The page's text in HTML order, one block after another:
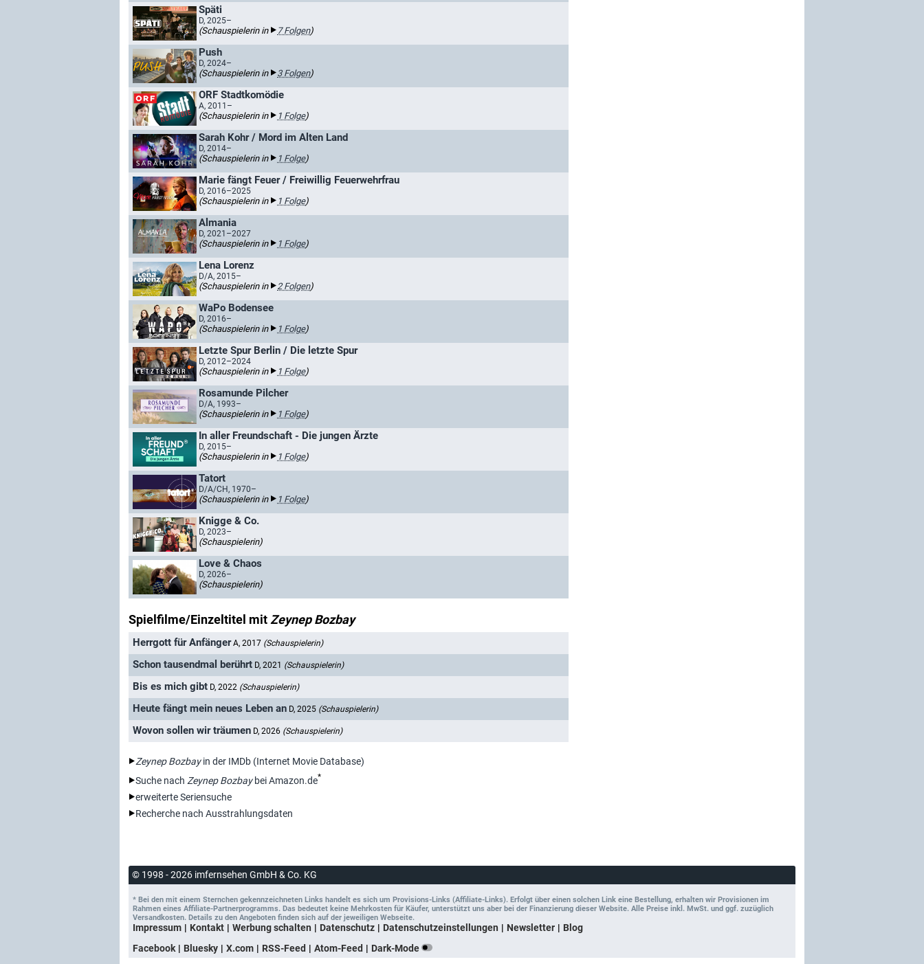
Späti
D, 2025–
(Schauspielerin in 7 Folgen)
Push
D, 2024–
(Schauspielerin in 3 Folgen)
ORF Stadtkomödie
A, 2011–
(Schauspielerin in 1 Folge)
Sarah Kohr / Mord im Alten Land
D, 2014–
(Schauspielerin in 1 Folge)
Marie fängt Feuer / Freiwillig Feuerwehrfrau
D, 2016–2025
(Schauspielerin in 1 Folge)
Almania
D, 2021–2027
(Schauspielerin in 1 Folge)
Lena Lorenz
D/A, 2015–
(Schauspielerin in 2 Folgen)
WaPo Bodensee
D, 2016–
(Schauspielerin in 1 Folge)
Letzte Spur Berlin / Die letzte Spur
D, 2012–2024
(Schauspielerin in 1 Folge)
Rosamunde Pilcher
D/A, 1993–
(Schauspielerin in 1 Folge)
In aller Freundschaft - Die jungen Ärzte
D, 2015–
(Schauspielerin in 1 Folge)
Tatort
D/A/CH, 1970–
(Schauspielerin in 1 Folge)
Knigge & Co.
D, 2023–
(Schauspielerin)
Love & Chaos
D, 2026–
(Schauspielerin)
Spielfilme/Einzeltitel mit Zeynep Bozbay
Herrgott für Anfänger A, 2017 (Schauspielerin)
Schon tausendmal berührt D, 2021 (Schauspielerin)
Bis es mich gibt D, 2022 (Schauspielerin)
Heute fängt mein neues Leben an D, 2025 (Schauspielerin)
Wovon sollen wir träumen D, 2026 (Schauspielerin)
Zeynep Bozbayin der IMDb (Internet Movie Database)
Suche nach Zeynep Bozbaybei Amazon.de*
erweiterte Seriensuche
Recherche nach Ausstrahlungsdaten
© 1998 - 2026 imfernsehen GmbH & Co. KG
* Bei den mit einem Sternchen gekennzeichneten Links handelt es sich um Provisions-Links (Affiliate-Links). Erfolgt über einen solchen Link eine Bestellung, erhalten wir Provisionen im
Rahmen eines Affiliate-Partnerprogramms. Das bedeutet keine Mehrkosten für Käufer, unterstützt uns aber bei der Finanzierung dieser Website. Alle Preise inkl. MwSt. und ggf. zuzüglich
Versandkosten. Details zu den Angeboten finden sich auf der jeweiligen Webseite.
Impressum Kontakt Werbung schalten Datenschutz Datenschutzeinstellungen Newsletter
Blog
Facebook
Bluesky X.com RSS-Feed Atom-Feed Dark-Mode